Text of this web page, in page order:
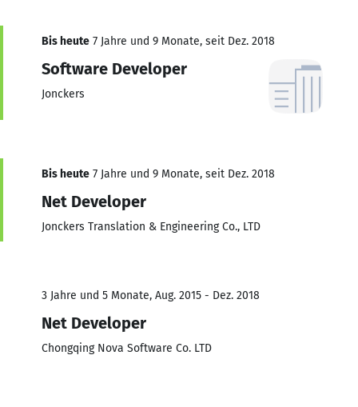
Bis heute 7 Jahre und 9 Monate, seit Dez. 2018
Software Developer
Jonckers
Bis heute 7 Jahre und 9 Monate, seit Dez. 2018
Net Developer
Jonckers Translation & Engineering Co., LTD
3 Jahre und 5 Monate, Aug. 2015 - Dez. 2018
Net Developer
Chongqing Nova Software Co. LTD